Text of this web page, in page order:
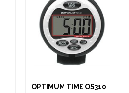
OPTIMUM TIME OS310